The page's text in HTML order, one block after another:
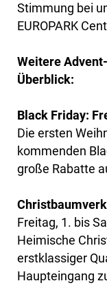
Stimmung bei
EUROPARK
Weitere
Überblick:
Black Friday:
Die ersten
kommenden
große Rabatte
Freitag, 1. bis
Heimische
erstklassiger
Haupteingang